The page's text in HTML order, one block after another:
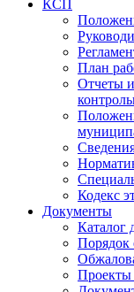
КСП
План
Отчеты
Кодекс
Документы
Каталог
Порядок
Проекты